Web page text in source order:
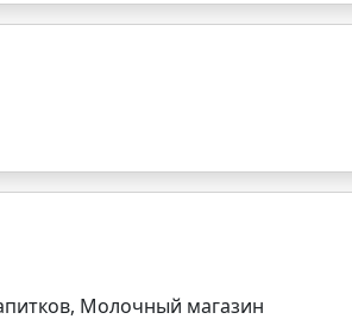
Молочный магазин